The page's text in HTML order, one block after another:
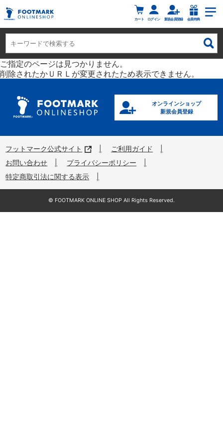
カート ログイン 新規会員登録 会員特典
ご指定のページは見つかりません。
削除されたかＵＲＬが変更されたため表示できません。
オンラインショップ
新規会員登録
フットマーク公式サイト
ご利用ガイド
お問い合わせ
プライバシーポリシー
特定商取引法に関する表示
©︎ FOOTMARK ONLINE SHOP All Rights Reserved.